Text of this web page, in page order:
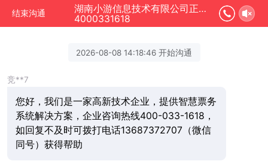
结束沟通
湖南小游信息技术有限公司正在为您服务
4000331618
2026-08-08 14:18:46 开始沟通
竞**7
您好，我们是一家高新技术企业，提供智慧票务
系统解决方案，企业咨询热线400-033-1618，
如回复不及时可拨打电话13687372707（微信
同号）获得帮助